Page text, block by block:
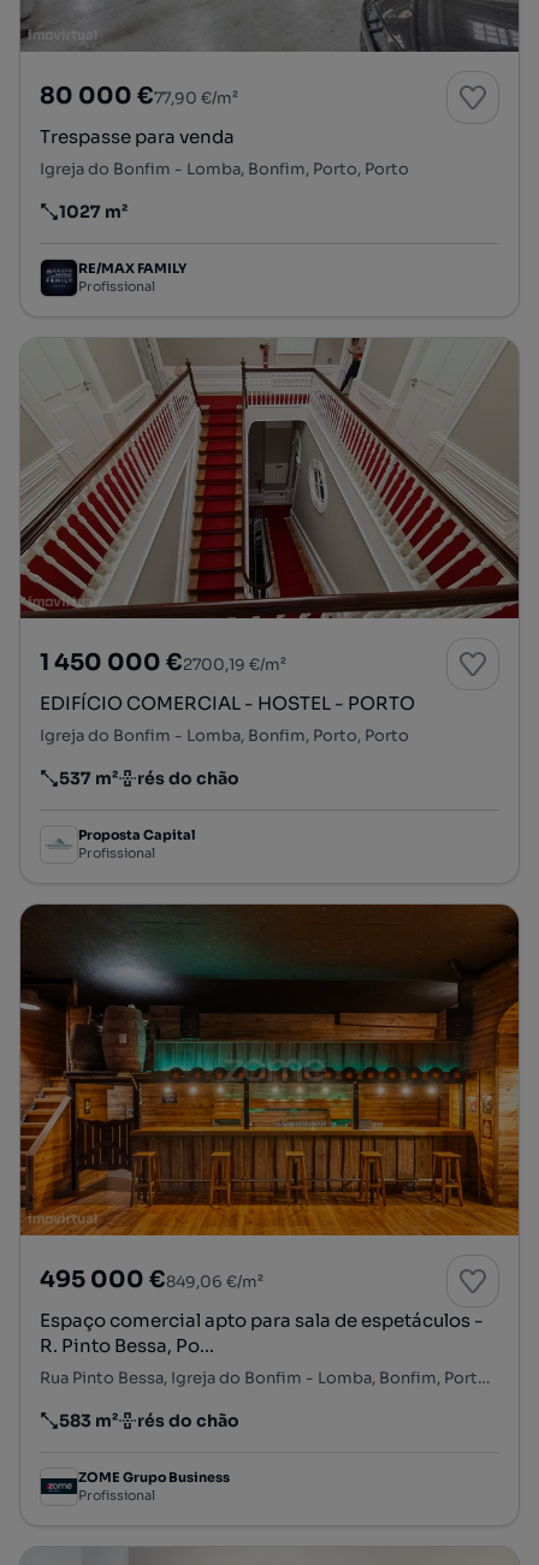
80 000 €77,90 €/m²
Trespasse para venda
Igreja do Bonfim - Lomba, Bonfim, Porto, Porto
Preço por metro quadrado
1027 m²
RE/MAX FAMILY
Profissional
1 450 000 €2700,19 €/m²
EDIFÍCIO COMERCIAL - HOSTEL - PORTO
Igreja do Bonfim - Lomba, Bonfim, Porto, Porto
Preço por metro quadrado
537 m²
Andar rés do chão
Proposta Capital
Profissional
495 000 €849,06 €/m²
Espaço comercial apto para sala de espetáculos -
R. Pinto Bessa, Po...
Rua Pinto Bessa, Igreja do Bonfim - Lomba, Bonfim, Porto, Porto
Preço por metro quadrado
583 m²
Andar rés do chão
ZOME Grupo Business
Profissional